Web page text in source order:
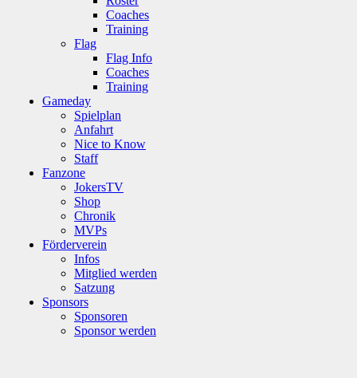
Coaches
Training
Flag
Flag Info
Coaches
Training
Gameday
Spielplan
Anfahrt
Nice to Know
Staff
Fanzone
JokersTV
Shop
Chronik
MVPs
Förderverein
Infos
Mitglied werden
Satzung
Sponsors
Sponsoren
Sponsor werden